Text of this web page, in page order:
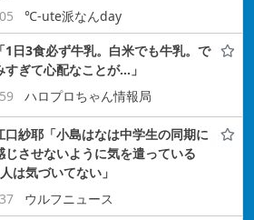
℃-ute派なんday
1日3食必ず牛乳。白米でも牛乳。で
すぎて心配なことが…」
ハロプロちゃん情報局
口紗耶「小島はなは中学生の同期に
じさせないように気を遣っている
は気づいてない」
ウルフニュース